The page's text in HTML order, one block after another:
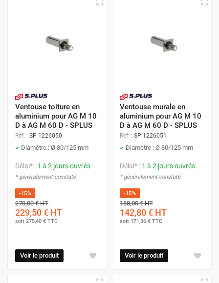
Ventouse toiture en
aluminium pour AG M 10
D à AG M 60 D - SPLUS
Réf. : SP 1226050
Diamètre : Ø 80/125 mm
Délai* : 1 à 2 jours ouvrés
* généralement constaté
-15%
270,00 €HT
229,50 € HT
soit 275,40 € TTC
Voir le produit
Ventouse murale en
aluminium pour AG M 10
D à AG M 60 D - SPLUS
Réf. : SP 1226051
Diamètre : Ø 80/125 mm
Délai* : 1 à 2 jours ouvrés
* généralement constaté
-15%
168,00 €HT
142,80 € HT
soit 171,36 € TTC
Voir le produit